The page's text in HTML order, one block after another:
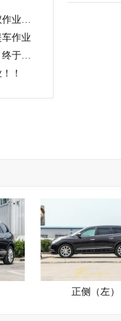
昂科雷安装行车记录仪作业（后视镜取电）
作业
迟到半年的提车作业，终于选到合适的车！
！
正侧（左）